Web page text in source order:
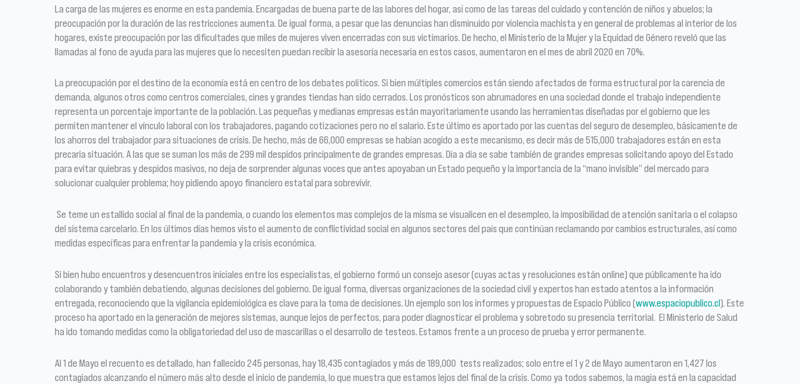
La carga de las mujeres es enorme en esta pandemia. Encargadas de buena parte de las labores del hogar, así como de las tareas del cuidado y contención de niños y abuelos; la
preocupación por la duración de las restricciones aumenta. De igual forma, a pesar que las denuncias han disminuido por violencia machista y en general de problemas al interior de los
hogares, existe preocupación por las dificultades que miles de mujeres viven encerradas con sus victimarios. De hecho, el Ministerio de la Mujer y la Equidad de Género reveló que las
llamadas al fono de ayuda para las mujeres que lo necesiten puedan recibir la asesoría necesaria en estos casos, aumentaron en el mes de abril 2020 en 70%.
La preocupación por el destino de la economía está en centro de los debates políticos. Si bien múltiples comercios están siendo afectados de forma estructural por la carencia de
demanda, algunos otros como centros comerciales, cines y grandes tiendas han sido cerrados. Los pronósticos son abrumadores en una sociedad donde el trabajo independiente
representa un porcentaje importante de la población. Las pequeñas y medianas empresas están mayoritariamente usando las herramientas diseñadas por el gobierno que les
permiten mantener el vínculo laboral con los trabajadores, pagando cotizaciones pero no el salario. Este último es aportado por las cuentas del seguro de desempleo, básicamente de
los ahorros del trabajador para situaciones de crisis. De hecho, más de 66,000 empresas se habían acogido a este mecanismo, es decir más de 515,000 trabajadores están en esta
precaria situación. A las que se suman los más de 299 mil despidos principalmente de grandes empresas. Día a día se sabe también de grandes empresas solicitando apoyo del Estado
para evitar quiebras y despidos masivos, no deja de sorprender algunas voces que antes apoyaban un Estado pequeño y la importancia de la “mano invisible” del mercado para
solucionar cualquier problema; hoy pidiendo apoyo financiero estatal para sobrevivir.
Se teme un estallido social al final de la pandemia, o cuando los elementos mas complejos de la misma se visualicen en el desempleo, la imposibilidad de atención sanitaria o el colapso
del sistema carcelario. En los últimos días hemos visto el aumento de conflictividad social en algunos sectores del país que continúan reclamando por cambios estructurales, así como
medidas específicas para enfrentar la pandemia y la crisis económica.
Si bien hubo encuentros y desencuentros iniciales entre los especialistas, el gobierno formó un consejo asesor (cuyas actas y resoluciones están online) que públicamente ha ido
colaborando y también debatiendo, algunas decisiones del gobierno. De igual forma, diversas organizaciones de la sociedad civil y expertos han estado atentos a la información
entregada, reconociendo que la vigilancia epidemiológica es clave para la toma de decisiones. Un ejemplo son los informes y propuestas de Espacio Público (www.espaciopublico.cl). Este
proceso ha aportado en la generación de mejores sistemas, aunque lejos de perfectos, para poder diagnosticar el problema y sobretodo su presencia territorial. El Ministerio de Salud
ha ido tomando medidas como la obligatoriedad del uso de mascarillas o el desarrollo de testeos. Estamos frente a un proceso de prueba y error permanente.
Al 1 de Mayo el recuento es detallado, han fallecido 245 personas, hay 18,435 contagiados y más de 189,000 tests realizados; solo entre el 1 y 2 de Mayo aumentaron en 1,427 los
contagiados alcanzando el número más alto desde el inicio de pandemia, lo que muestra que estamos lejos del final de la crisis. Como ya todos sabemos, la magia está en la capacidad